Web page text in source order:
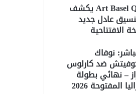
Art Basel Qatar يكشف
عادل جديد
الافتتاحية
نوفاك
ضد كارلوس
– نهائي بطولة
المفتوحة 2026